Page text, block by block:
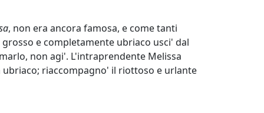
, non era ancora famosa, e come tanti
e completamente ubriaco usci' dal
non agi'. L'intraprendente Melissa
riaccompagno' il riottoso e urlante